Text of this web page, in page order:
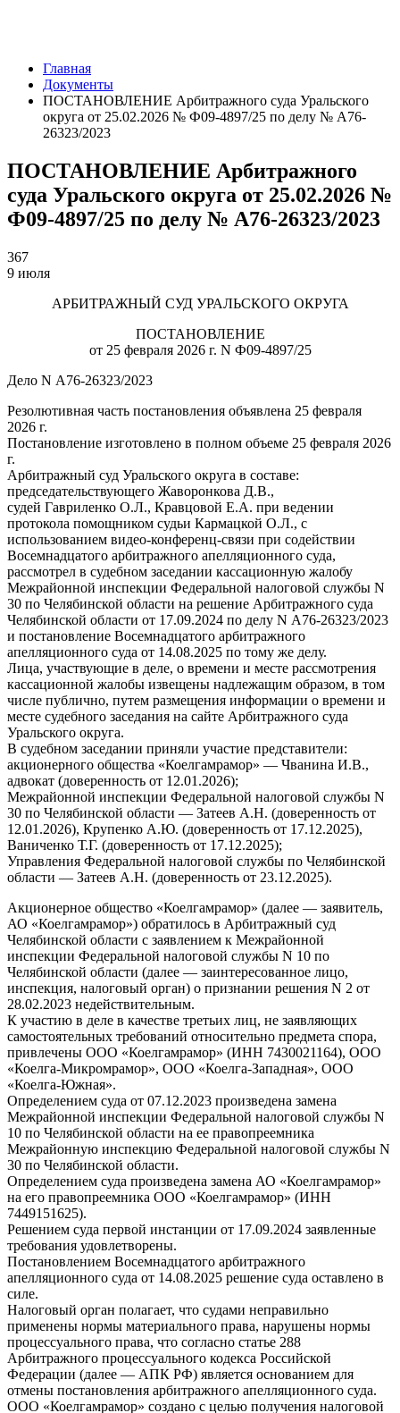
Главная
Документы
ПОСТАНОВЛЕНИЕ Арбитражного суда Уральского
округа от 25.02.2026 № Ф09-4897/25 по делу № А76-
26323/2023
ПОСТАНОВЛЕНИЕ Арбитражного
суда Уральского округа от 25.02.2026 №
Ф09-4897/25 по делу № А76-26323/2023
367
9 июля
АРБИТРАЖНЫЙ СУД УРАЛЬСКОГО ОКРУГА
ПОСТАНОВЛЕНИЕ
от 25 февраля 2026 г. N Ф09-4897/25
Дело N А76-26323/2023
Резолютивная часть постановления объявлена 25 февраля
2026 г.
Постановление изготовлено в полном объеме 25 февраля 2026
г.
Арбитражный суд Уральского округа в составе:
председательствующего Жаворонкова Д.В.,
судей Гавриленко О.Л., Кравцовой Е.А. при ведении
протокола помощником судьи Кармацкой О.Л., с
использованием видео-конференц-связи при содействии
Восемнадцатого арбитражного апелляционного суда,
рассмотрел в судебном заседании кассационную жалобу
Межрайонной инспекции Федеральной налоговой службы N
30 по Челябинской области на решение Арбитражного суда
Челябинской области от 17.09.2024 по делу N А76-26323/2023
и постановление Восемнадцатого арбитражного
апелляционного суда от 14.08.2025 по тому же делу.
Лица, участвующие в деле, о времени и месте рассмотрения
кассационной жалобы извещены надлежащим образом, в том
числе публично, путем размещения информации о времени и
месте судебного заседания на сайте Арбитражного суда
Уральского округа.
В судебном заседании приняли участие представители:
акционерного общества «Коелгамрамор» — Чванина И.В.,
адвокат (доверенность от 12.01.2026);
Межрайонной инспекции Федеральной налоговой службы N
30 по Челябинской области — Затеев А.Н. (доверенность от
12.01.2026), Крупенко А.Ю. (доверенность от 17.12.2025),
Ваниченко Т.Г. (доверенность от 17.12.2025);
Управления Федеральной налоговой службы по Челябинской
области — Затеев А.Н. (доверенность от 23.12.2025).
Акционерное общество «Коелгамрамор» (далее — заявитель,
АО «Коелгамрамор») обратилось в Арбитражный суд
Челябинской области с заявлением к Межрайонной
инспекции Федеральной налоговой службы N 10 по
Челябинской области (далее — заинтересованное лицо,
инспекция, налоговый орган) о признании решения N 2 от
28.02.2023 недействительным.
К участию в деле в качестве третьих лиц, не заявляющих
самостоятельных требований относительно предмета спора,
привлечены ООО «Коелгамрамор» (ИНН 7430021164), ООО
«Коелга-Микромрамор», ООО «Коелга-Западная», ООО
«Коелга-Южная».
Определением суда от 07.12.2023 произведена замена
Межрайонной инспекции Федеральной налоговой службы N
10 по Челябинской области на ее правопреемника
Межрайонную инспекцию Федеральной налоговой службы N
30 по Челябинской области.
Определением суда произведена замена АО «Коелгамрамор»
на его правопреемника ООО «Коелгамрамор» (ИНН
7449151625).
Решением суда первой инстанции от 17.09.2024 заявленные
требования удовлетворены.
Постановлением Восемнадцатого арбитражного
апелляционного суда от 14.08.2025 решение суда оставлено в
силе.
Налоговый орган полагает, что судами неправильно
применены нормы материального права, нарушены нормы
процессуального права, что согласно статье 288
Арбитражного процессуального кодекса Российской
Федерации (далее — АПК РФ) является основанием для
отмены постановления арбитражного апелляционного суда.
ООО «Коелгамрамор» создано с целью получения налоговой